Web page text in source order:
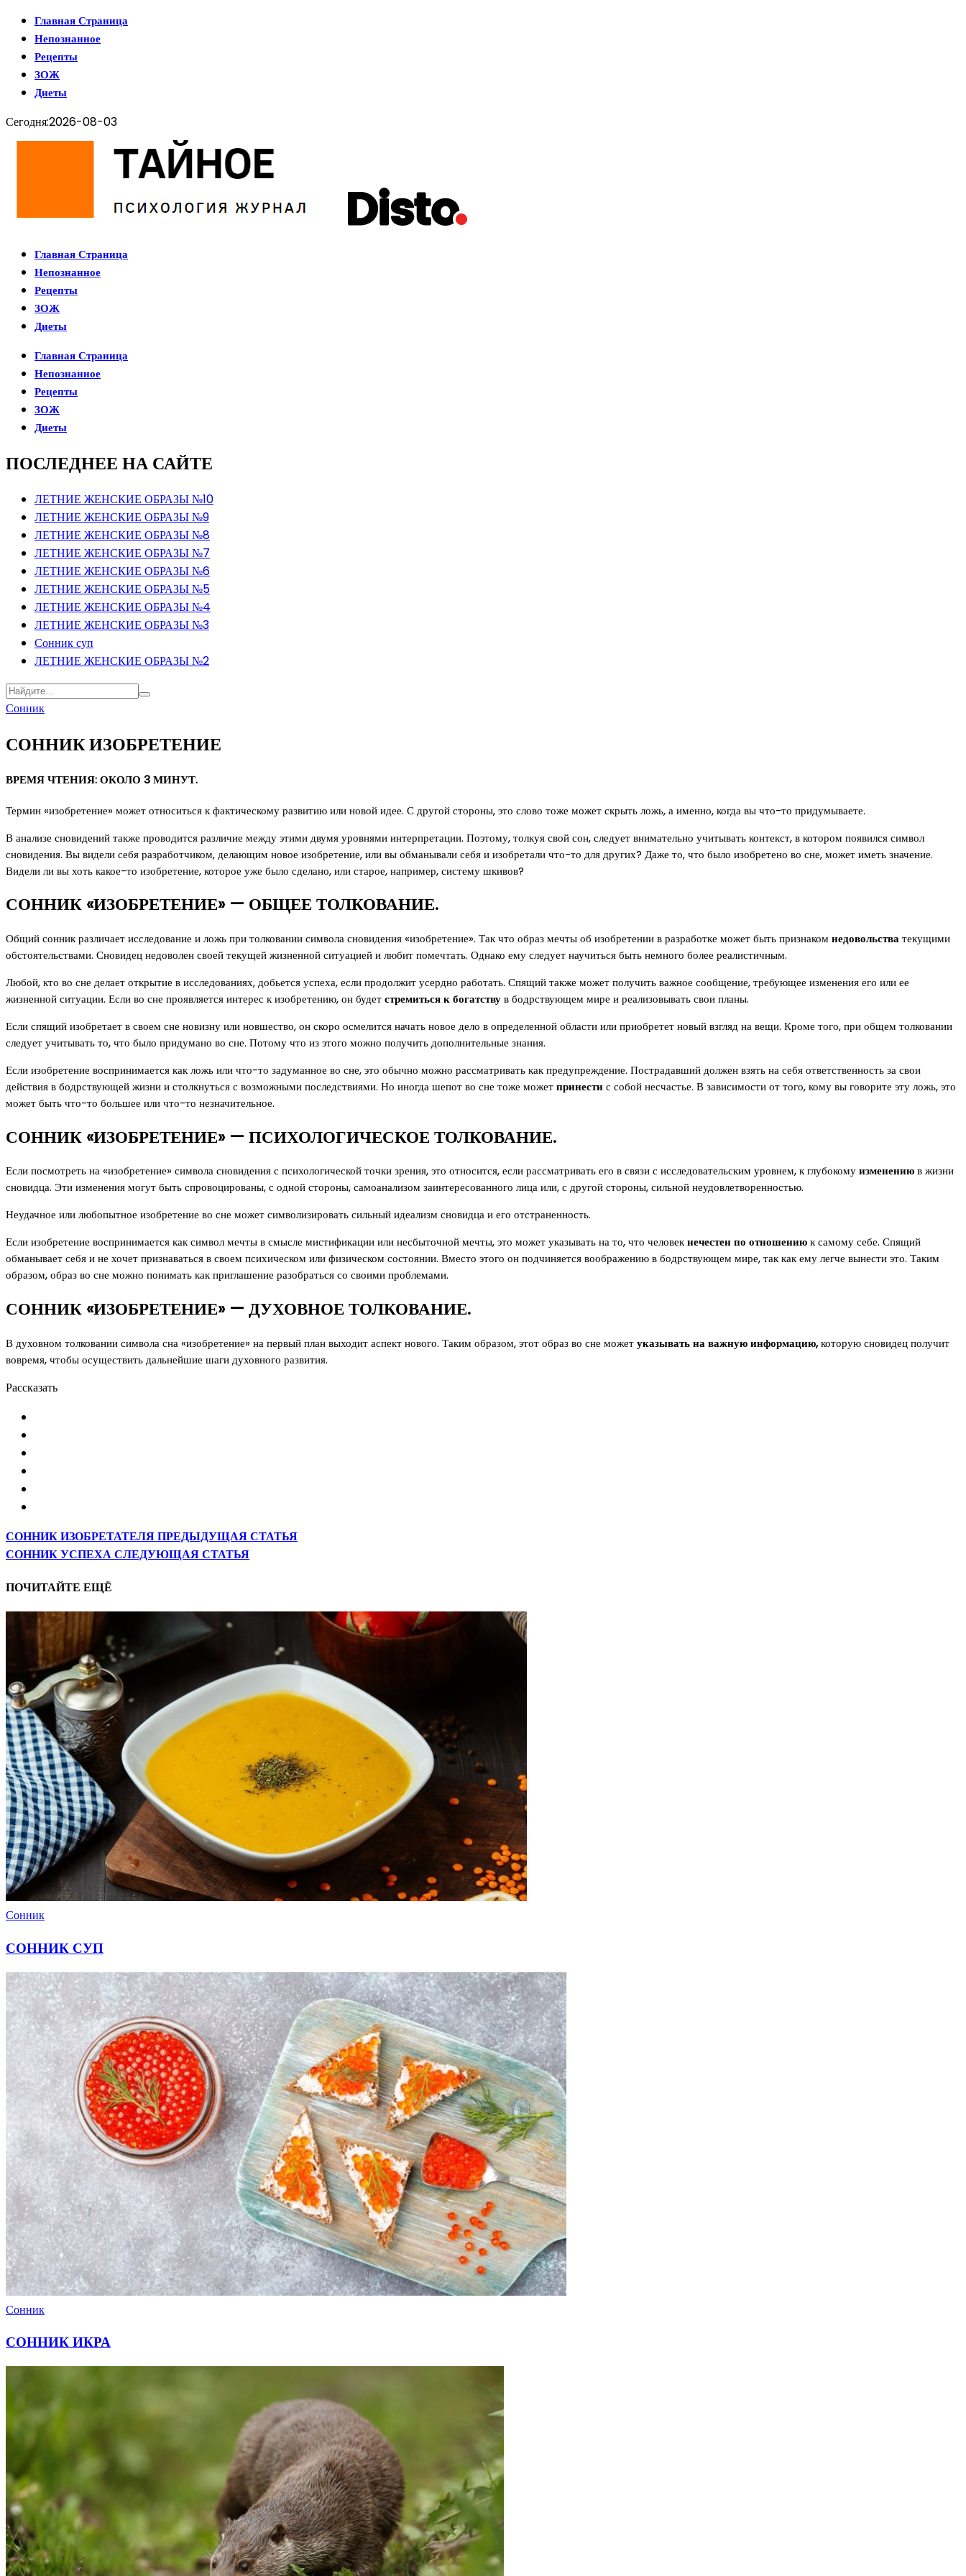
Главная Страница
Непознанное
Рецепты
ЗОЖ
Диеты
Сегодня:2026-08-03
Главная Страница
Непознанное
Рецепты
ЗОЖ
Диеты
Главная Страница
Непознанное
Рецепты
ЗОЖ
Диеты
ПОСЛЕДНЕЕ НА САЙТЕ
ЛЕТНИЕ ЖЕНСКИЕ ОБРАЗЫ №10
ЛЕТНИЕ ЖЕНСКИЕ ОБРАЗЫ №9
ЛЕТНИЕ ЖЕНСКИЕ ОБРАЗЫ №8
ЛЕТНИЕ ЖЕНСКИЕ ОБРАЗЫ №7
ЛЕТНИЕ ЖЕНСКИЕ ОБРАЗЫ №6
ЛЕТНИЕ ЖЕНСКИЕ ОБРАЗЫ №5
ЛЕТНИЕ ЖЕНСКИЕ ОБРАЗЫ №4
ЛЕТНИЕ ЖЕНСКИЕ ОБРАЗЫ №3
Сонник суп
ЛЕТНИЕ ЖЕНСКИЕ ОБРАЗЫ №2
Сонник
СОННИК ИЗОБРЕТЕНИЕ
ВРЕМЯ ЧТЕНИЯ: ОКОЛО 3 МИНУТ.
Термин «изобретение» может относиться к фактическому развитию или новой идее. С другой стороны, это слово тоже может скрыть ложь, а именно, когда вы что-то придумываете.
В анализе сновидений также проводится различие между этими двумя уровнями интерпретации. Поэтому, толкуя свой сон, следует внимательно учитывать контекст, в котором появился символ
сновидения. Вы видели себя разработчиком, делающим новое изобретение, или вы обманывали себя и изобретали что-то для других? Даже то, что было изобретено во сне, может иметь значение.
Видели ли вы хоть какое-то изобретение, которое уже было сделано, или старое, например, систему шкивов?
СОННИК «ИЗОБРЕТЕНИЕ» — ОБЩЕЕ ТОЛКОВАНИЕ.
Общий сонник различает исследование и ложь при толковании символа сновидения «изобретение». Так что образ мечты об изобретении в разработке может быть признаком недовольстватекущими
обстоятельствами. Сновидец недоволен своей текущей жизненной ситуацией и любит помечтать. Однако ему следует научиться быть немного более реалистичным.
Любой, кто во сне делает открытие в исследованиях, добьется успеха, если продолжит усердно работать. Спящий также может получить важное сообщение, требующее изменения его или ее
жизненной ситуации. Если во сне проявляется интерес к изобретению, он будетстремиться к богатствув бодрствующем мире и реализовывать свои планы.
Если спящий изобретает в своем сне новизну или новшество, он скоро осмелится начать новое дело в определенной области или приобретет новый взгляд на вещи. Кроме того, при общем толковании
следует учитывать то, что было придумано во сне. Потому что из этого можно получить дополнительные знания.
Если изобретение воспринимается как ложь или что-то задуманное во сне, это обычно можно рассматривать как предупреждение. Пострадавший должен взять на себя ответственность за свои
действия в бодрствующей жизни и столкнуться с возможными последствиями. Но иногда шепот во сне тоже можетпринестис собой несчастье. В зависимости от того, кому вы говорите эту ложь, это
может быть что-то большее или что-то незначительное.
СОННИК «ИЗОБРЕТЕНИЕ» — ПСИХОЛОГИЧЕСКОЕ ТОЛКОВАНИЕ.
Если посмотреть на «изобретение» символа сновидения с психологической точки зрения, это относится, если рассматривать его в связи с исследовательским уровнем, к глубокомуизменениюв жизни
сновидца. Эти изменения могут быть спровоцированы, с одной стороны, самоанализом заинтересованного лица или, с другой стороны, сильной неудовлетворенностью.
Неудачное или любопытное изобретение во сне может символизировать сильный идеализм сновидца и его отстраненность.
Если изобретение воспринимается как символ мечты в смысле мистификации или несбыточной мечты, это может указывать на то, что человекнечестен по отношениюк самому себе. Спящий
обманывает себя и не хочет признаваться в своем психическом или физическом состоянии. Вместо этого он подчиняется воображению в бодрствующем мире, так как ему легче вынести это. Таким
образом, образ во сне можно понимать как приглашение разобраться со своими проблемами.
СОННИК «ИЗОБРЕТЕНИЕ» — ДУХОВНОЕ ТОЛКОВАНИЕ.
В духовном толковании символа сна «изобретение» на первый план выходит аспект нового. Таким образом, этот образ во сне можетуказывать на важную информацию,которую сновидец получит
вовремя, чтобы осуществить дальнейшие шаги духовного развития.
Рассказать
СОННИК ИЗОБРЕТАТЕЛЯПРЕДЫДУЩАЯ СТАТЬЯ
СОННИК УСПЕХАСЛЕДУЮЩАЯ СТАТЬЯ
ПОЧИТАЙТЕ ЕЩЁ
Сонник
СОННИК СУП
Сонник
СОННИК ИКРА